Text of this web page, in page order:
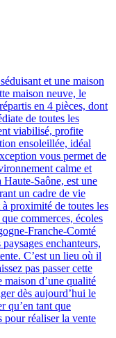
et une maison
maison neuve, le
en 4 pièces, dont
de toutes les
viabilisé, profite
ensoleillée, idéal
vous permet de
calme et
Saône, est une
un cadre de vie
proximité de toutes les
commerces, écoles
Franche-Comté
enchanteurs,
C’est un lieu où il
pas passer cette
maison d’une qualité
dès aujourd’hui le
qu’en tant que
pour réaliser la vente